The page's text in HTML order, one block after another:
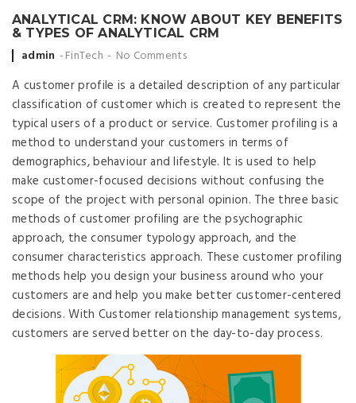
ANALYTICAL CRM: KNOW ABOUT KEY BENEFITS
& TYPES OF ANALYTICAL CRM
Posted
admin FinTech No Comments
A customer profile is a detailed description of any particular
classification of customer which is created to represent the
typical users of a product or service. Customer profiling is a
method to understand your customers in terms of
demographics, behaviour and lifestyle. It is used to help
make customer-focused decisions without confusing the
scope of the project with personal opinion. The three basic
methods of customer profiling are the psychographic
approach, the consumer typology approach, and the
consumer characteristics approach. These customer profiling
methods help you design your business around who your
customers are and help you make better customer-centered
decisions. With Customer relationship management systems,
customers are served better on the day-to-day process.